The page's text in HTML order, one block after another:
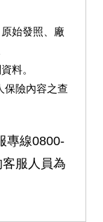
始發照、廠
料。
保險內容之查
專線0800-
服人員為